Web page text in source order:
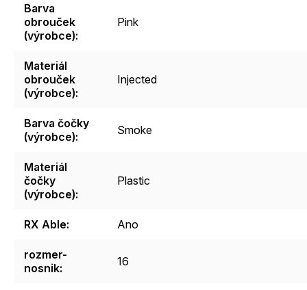
Barva
obrouček
(výrobce):
Pink
Materiál
obrouček
(výrobce):
Injected
Barva čočky
(výrobce): Smoke
Materiál
čočky
(výrobce):
Plastic
RX Able: Ano
rozmer-
nosnik: 16